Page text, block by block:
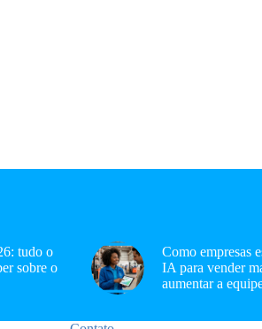
tudo o
sobre o
Como empresas
IA para vender
aumentar a